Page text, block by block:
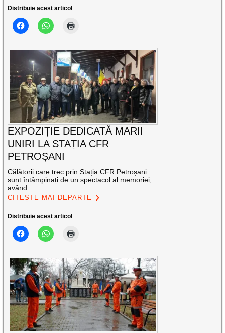
Distribuie acest articol
EXPOZIȚIE DEDICATĂ MARII
UNIRI LA STAȚIA CFR
PETROȘANI
Călătorii care trec prin Stația CFR Petroșani
sunt întâmpinați de un spectacol al memoriei,
având
CITEȘTE MAI DEPARTE
Distribuie acest articol